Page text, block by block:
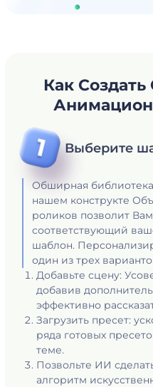
Как
Выберите
Обширная
нашем конструкте
роликов позволит
соответствующий
шаблон.
один из трех
Добавьте сцену:
добавив
эффективно
Загрузить пресет:
ряда готовых
теме.
Позвольте ИИ
алгоритм